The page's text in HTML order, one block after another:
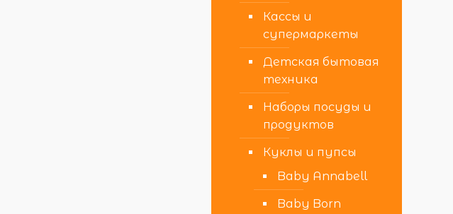
Кассы и
супермаркеты
Детская бытовая
техника
Наборы посуды и
продуктов
Куклы и пупсы
Baby Annabell
Baby Born